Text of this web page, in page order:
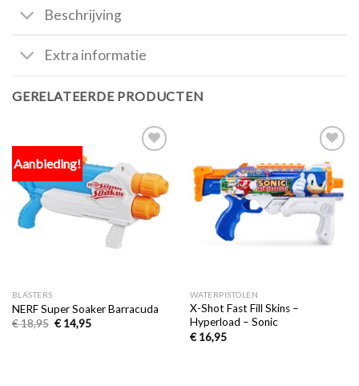
Beschrijving
Extra informatie
GERELATEERDE PRODUCTEN
Aanbieding!
Toevoegen
aan
verlanglijst
BLASTERS
NERF Super Soaker Barracuda
€18,95 €14,95
Toevoegen
aan
verlanglijst
WATERPISTOLEN
X-Shot Fast Fill Skins –
Hyperload – Sonic
€16,95